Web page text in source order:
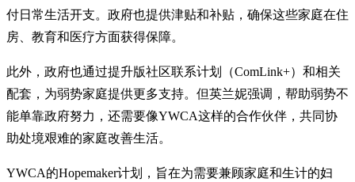
付日常生活开支。政府也提供津贴和补贴，确保这些家庭在住
房、教育和医疗方面获得保障。
此外，政府也通过提升版社区联系计划（ComLink+）和相关
配套，为弱势家庭提供更多支持。但英兰妮强调，帮助弱势不
能单靠政府努力，还需要像YWCA这样的合作伙伴，共同协
助处境艰难的家庭改善生活。
YWCA的Hopemaker计划，旨在为需要兼顾家庭和生计的妇